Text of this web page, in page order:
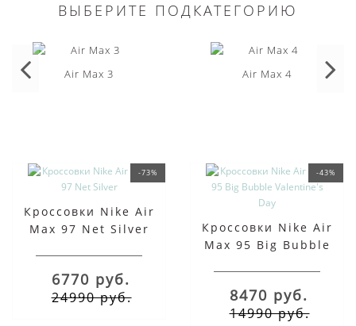
ВЫБЕРИТЕ ПОДКАТЕГОРИЮ
Air Max 3 Air Max 4
-73%
Кроссовки Nike Air
Max 97 Net Silver
6770 руб.
24990 руб.
-43%
Кроссовки Nike Air
Max 95 Big Bubble
8470 руб.
14990 руб.